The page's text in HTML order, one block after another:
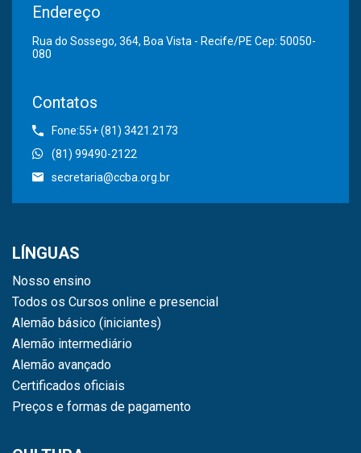
Endereço
Rua do Sossego, 364, Boa Vista - Recife/PE Cep: 50050-
080
Contatos
Fone:55+ (81) 3421.2173
(81) 99490-2122
secretaria@ccba.org.br
LÍNGUAS
Nosso ensino
Todos os Cursos online e presencial
Alemão básico (iniciantes)
Alemão intermediário
Alemão avançado
Certificados oficiais
Preços e formas de pagamento